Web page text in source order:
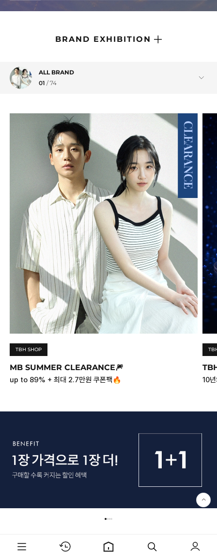
BRAND EXHIBITION
ALL BRAND
01 / 74
01 / 15
MIND BRIDGE MEN
/ 20
MIND BRIDGE WOMEN
JUCY JUDY
01
/
BASIC HOUSE
01
TBH SHOP
MB SUMMER CLEARANCE🎆
up to 89% + 최대 2.7만원 쿠폰팩🔥 10